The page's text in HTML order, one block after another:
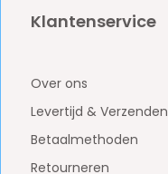
Klantenservice
Over ons
Levertijd & Verzenden
Betaalmethoden
Retourneren